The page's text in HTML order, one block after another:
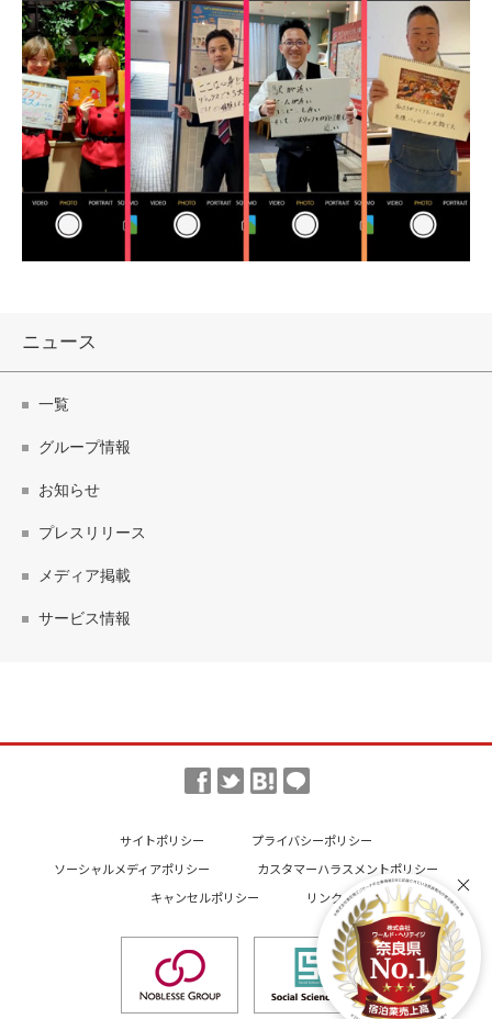
ニュース
一覧
グループ情報
お知らせ
プレスリリース
メディア掲載
サービス情報
サイトポリシー
プライバシーポリシー
ソーシャルメディアポリシー
カスタマーハラスメントポリシー
キャンセルポリシー
リンク